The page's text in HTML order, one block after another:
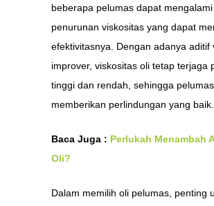
beberapa pelumas dapat mengalami
penurunan viskositas yang dapat
efektivitasnya. Dengan adanya aditif
improver, viskositas oli tetap terjaga
tinggi dan rendah, sehingga
memberikan perlindungan yang baik.
Baca Juga : Perlukah Menambah
Oli?
Dalam memilih oli pelumas, penting